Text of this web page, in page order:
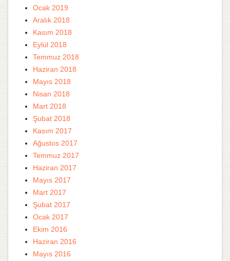
Ocak 2019
Aralık 2018
Kasım 2018
Eylül 2018
Temmuz 2018
Haziran 2018
Mayıs 2018
Nisan 2018
Mart 2018
Şubat 2018
Kasım 2017
Ağustos 2017
Temmuz 2017
Haziran 2017
Mayıs 2017
Mart 2017
Şubat 2017
Ocak 2017
Ekim 2016
Haziran 2016
Mayıs 2016